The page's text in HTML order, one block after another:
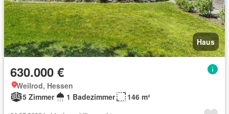
Haus
630.000 €
Weilrod, Hessen
5 Zimmer
1 Badezimmer 146 m²